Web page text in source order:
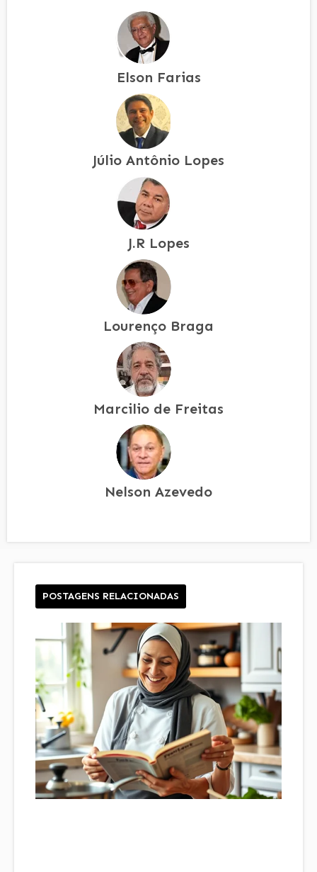
Elson Farias
Júlio Antônio Lopes
J.R Lopes
Lourenço Braga
Marcilio de Freitas
Nelson Azevedo
POSTAGENS RELACIONADAS